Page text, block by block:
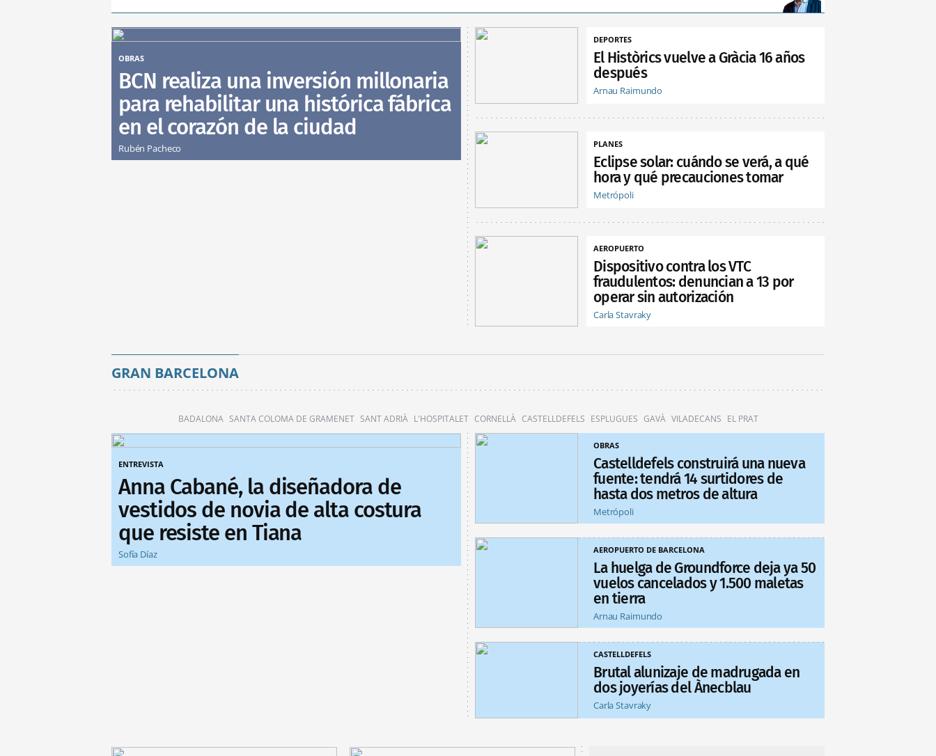
OBRAS
BCN realiza una inversión millonaria
para rehabilitar una histórica fábrica
en el corazón de la ciudad
Rubén Pacheco
DEPORTES
El Històrics vuelve a Gràcia 16 años
después
Arnau Raimundo
PLANES
Eclipse solar: cuándo se verá, a qué
hora y qué precauciones tomar
Metrópoli
AEROPUERTO
Dispositivo contra los VTC
fraudulentos: denuncian a 13 por
operar sin autorización
Carla Stavraky
GRAN BARCELONA
BADALONA SANTA COLOMA DE GRAMENET SANT ADRIÀ L'HOSPITALET CORNELLÀ CASTELLDEFELS ESPLUGUES GAVÀ VILADECANS EL PRAT
ENTREVISTA
Anna Cabané, la diseñadora de
vestidos de novia de alta costura
que resiste en Tiana
Sofía Díaz
OBRAS
Castelldefels construirá una nueva
fuente: tendrá 14 surtidores de
hasta dos metros de altura
Metrópoli
AEROPUERTO DE BARCELONA
La huelga de Groundforce deja ya 50
vuelos cancelados y 1.500 maletas
en tierra
Arnau Raimundo
CASTELLDEFELS
Brutal alunizaje de madrugada en
dos joyerías del Ànecblau
Carla Stavraky